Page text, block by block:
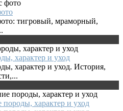
тигровый, мраморный,
характер и уход
характер и уход. История,
породы, характер и уход